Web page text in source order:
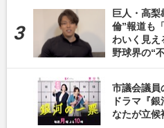
巨人・高
倫”報道も
わいく見え
野球界の“
市議会議員
ドラマ『
なたが立候